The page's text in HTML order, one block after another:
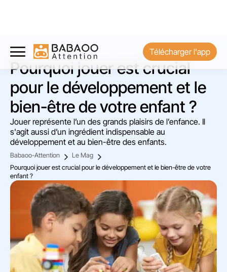
Télécharger l'app
Pourquoi jouer est crucial
pour le développement et le
bien-être de votre enfant ?
Jouer représente l’un des grands plaisirs de l’enfance. Il
s'agit aussi d’un ingrédient indispensable au
développement et au bien-être des enfants.
Babaoo-Attention
Le Mag
Pourquoi jouer est crucial pour le développement et le bien-être de votre
enfant ?